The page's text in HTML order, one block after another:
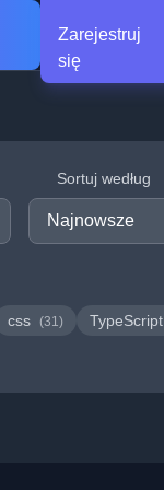
Zarejestruj
się
Sortuj według
css (31) TypeScript